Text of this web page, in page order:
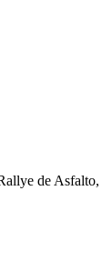
de Asfalto,